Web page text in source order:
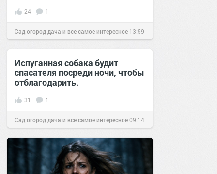
24 1
Сад огород дача и все самое интересное 13:59
07 дек 2016
Испуганная собака будит
спасателя посреди ночи, чтобы
отблагодарить.
31 1
Сад огород дача и все самое интересное09:14
29 окт 2016